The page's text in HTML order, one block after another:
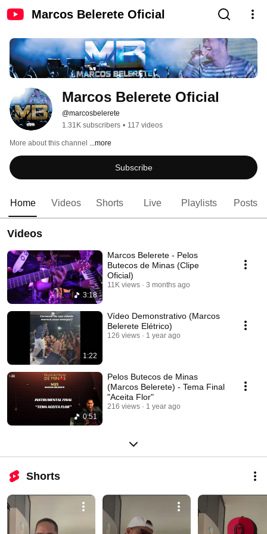
Marcos Belerete Oficial
Marcos Belerete Oficial
@marcosbelerete
1.31K subscribers • 117 videos
More about this channel ...more
Subscribe
Home Videos Shorts Live Playlists Posts
Videos
3:18
Marcos Belerete - Pelos
Butecos de Minas (Clipe
Oficial)
11K views 3 months ago
1:22
Vídeo Demonstrativo (Marcos
Belerete Elétrico)
126 views 1 year ago
0:51
Pelos Butecos de Minas
(Marcos Belerete) - Tema Final
"Aceita Flor"
216 views 1 year ago
Shorts